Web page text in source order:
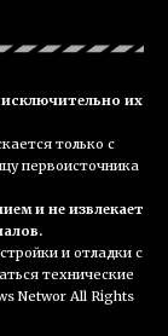
их
только с
первоисточника
и не извлекает
и отладки с
технические
Networ All Rights